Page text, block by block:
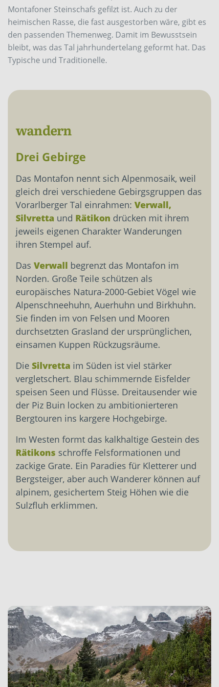
Montafoner Steinschafs gefilzt ist. Auch zu der
heimischen Rasse, die fast ausgestorben wäre, gibt es
den passenden Themenweg. Damit im Bewusstsein
bleibt, was das Tal jahrhundertelang geformt hat. Das
Typische und Traditionelle.
wandern
Drei Gebirge
Das Montafon nennt sich Alpenmosaik, weil
gleich drei verschiedene Gebirgsgruppen das
Vorarlberger Tal einrahmen: Verwall,
Silvretta und Rätikon drücken mit ihrem
jeweils eigenen Charakter Wanderungen
ihren Stempel auf.
Das Verwall begrenzt das Montafon im
Norden. Große Teile schützen als
europäisches Natura-2000-Gebiet Vögel wie
Alpenschneehuhn, Auerhuhn und Birkhuhn.
Sie finden im von Felsen und Mooren
durchsetzten Grasland der ursprünglichen,
einsamen Kuppen Rückzugsräume.
Die Silvretta im Süden ist viel stärker
vergletschert. Blau schimmernde Eisfelder
speisen Seen und Flüsse. Dreitausender wie
der Piz Buin locken zu ambitionierteren
Bergtouren ins kargere Hochgebirge.
Im Westen formt das kalkhaltige Gestein des
Rätikons schroffe Felsformationen und
zackige Grate. Ein Paradies für Kletterer und
Bergsteiger, aber auch Wanderer können auf
alpinem, gesichertem Steig Höhen wie die
Sulzfluh erklimmen.